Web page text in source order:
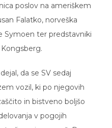
Falatko, norveška
Symoen ter predstavniki
vozil, ki po njegovih
in bistveno boljšo
v pogojih
tudi ognjeno moč. Prav